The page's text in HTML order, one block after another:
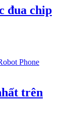
đua chip
trên